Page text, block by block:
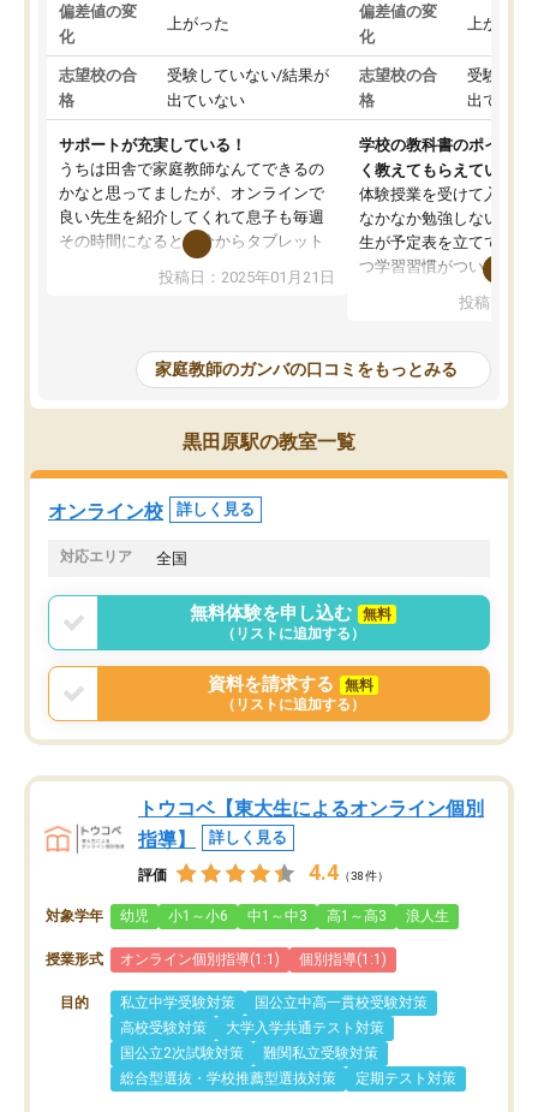
偏差値の変
化
上がった
志望校の合
格
受験していない/結果が
出ていない
サポートが充実している！
うちは田舎で家庭教師なんてできるの
かなと思ってましたが、オンラインで
良い先生を紹介してくれて息子も毎週
その時間になると自分からタブレット
を開いてzoomを繋げるようになりまし
た！5科目なんでもOKなのもとても気
めて1年ほどだった今では平均点以上の
科目が増えてきました！あと1年受験ま
であるので無料の週末教室を使用しな
がら頑張って欲しいと思います！
投稿日：2025年01月21日
偏差値の変
化
上がった
志望校の合
格
受験して
出ていな
学校の教科書のポイント
く教えてもらえている
体験授業を受けて入塾し
なかなか勉強しない息子
生が予定表を立ててくれ
つ学習習慣がついてきま
指導が無い日も予定表
問できるのでとても助か
投稿日：
家庭教師のガンバの口コミをもっとみる
黒田原駅の教室一覧
オンライン校 詳しく見る
対応エリア 全国
無料体験を申し込む
無料
（リストに追加する）
資料を請求する
無料
（リストに追加する）
トウコベ【東大生によるオンライン個別
指導】
詳しく見る
評価 4.4 （38件）
対象学年 幼児 小1～小6 中1～中3 高1～高3 浪人生
授業形式 オンライン個別指導(1:1) 個別指導(1:1)
目的 私立中学受験対策
国公立中高一貫校受験対策
高校受験対策
大学入学共通テスト対策
国公立2次試験対策
難関私立受験対策
総合型選抜・学校推薦型選抜対策
定期テスト対策